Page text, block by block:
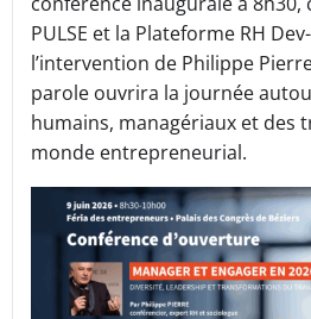
PULSE et la Plateforme RH
l’intervention de Philippe
parole ouvrira la journée
humains, managériaux et des
monde entrepreneurial.